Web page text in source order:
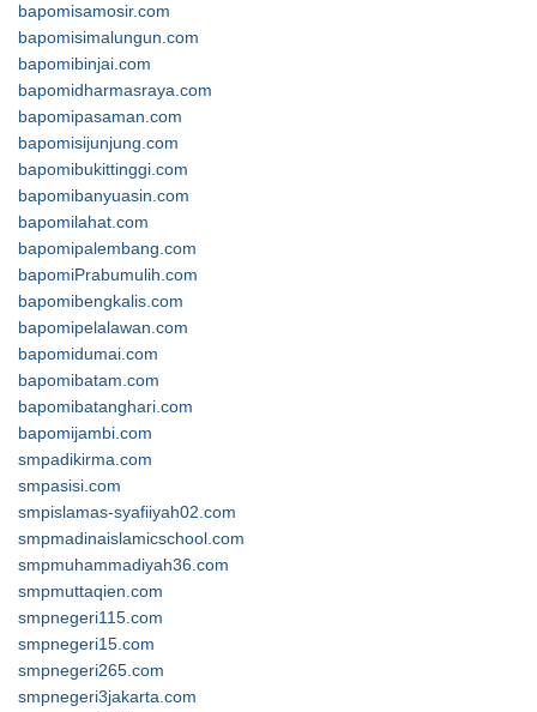
bapomisamosir.com
bapomisimalungun.com
bapomibinjai.com
bapomidharmasraya.com
bapomipasaman.com
bapomisijunjung.com
bapomibukittinggi.com
bapomibanyuasin.com
bapomilahat.com
bapomipalembang.com
bapomiPrabumulih.com
bapomibengkalis.com
bapomipelalawan.com
bapomidumai.com
bapomibatam.com
bapomibatanghari.com
bapomijambi.com
smpadikirma.com
smpasisi.com
smpislamas-syafiiyah02.com
smpmadinaislamicschool.com
smpmuhammadiyah36.com
smpmuttaqien.com
smpnegeri115.com
smpnegeri15.com
smpnegeri265.com
smpnegeri3jakarta.com